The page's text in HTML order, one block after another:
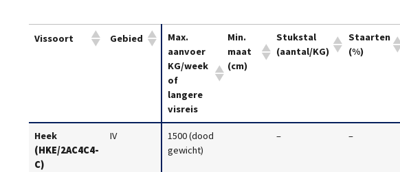
Vissoort Gebied
Max.
aanvoer
KG/week
of
langere
visreis
Min.
maat
(cm)
Stukstal
(aantal/KG)
Staarten
(%)
Heek
(HKE/2AC4C4-
C)
IV
1500 (dood
gewicht)
– –